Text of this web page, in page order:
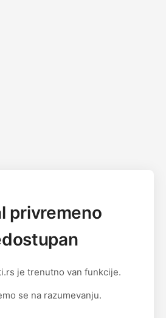
privremeno
je trenutno van funkcije.
se na razumevanju.